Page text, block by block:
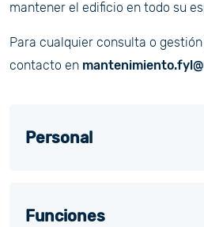
mantener el edificio en todo su
Para cualquier consulta o
contacto en
Personal
Funciones